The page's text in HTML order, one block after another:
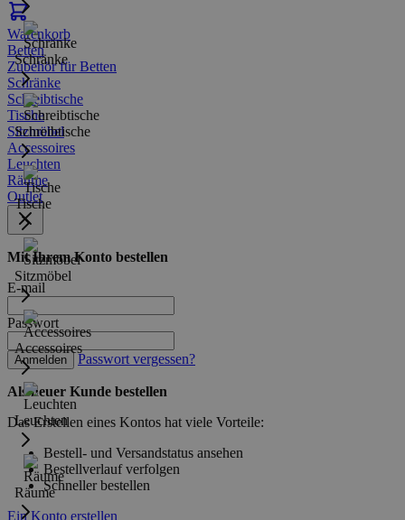
Warenkorb
Schränke
Schreibtische
Tische
Sitzmöbel
Accessoires
Leuchten
Räume
Betten
Zubehör für Betten
Schränke
Schreibtische
Tische
Sitzmöbel
Accessoires
Leuchten
Räume
Outlet
Mit Ihrem Konto bestellen
E-mail
Passwort
Anmelden Passwort vergessen?
Als neuer Kunde bestellen
Das Erstellen eines Kontos hat viele Vorteile:
Bestell- und Versandstatus ansehen
Bestellverlauf verfolgen
Schneller bestellen
Ein Konto erstellen